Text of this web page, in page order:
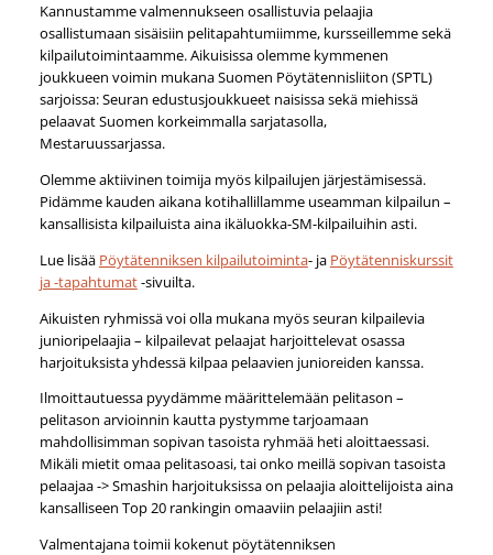
Kannustamme valmennukseen osallistuvia pelaajia
osallistumaan sisäisiin pelitapahtumiimme, kursseillemme sekä
kilpailutoimintaamme. Aikuisissa olemme kymmenen
joukkueen voimin mukana Suomen Pöytätennisliiton (SPTL)
sarjoissa: Seuran edustusjoukkueet naisissa sekä miehissä
pelaavat Suomen korkeimmalla sarjatasolla,
Mestaruussarjassa.
Olemme aktiivinen toimija myös kilpailujen järjestämisessä.
Pidämme kauden aikana kotihallillamme useamman kilpailun –
kansallisista kilpailuista aina ikäluokka-SM-kilpailuihin asti.
Lue lisää Pöytätenniksen kilpailutoiminta- ja Pöytätenniskurssit
ja -tapahtumat-sivuilta.
Aikuisten ryhmissä voi olla mukana myös seuran kilpailevia
junioripelaajia – kilpailevat pelaajat harjoittelevat osassa
harjoituksista yhdessä kilpaa pelaavien junioreiden kanssa.
Ilmoittautuessa pyydämme määrittelemään pelitason –
pelitason arvioinnin kautta pystymme tarjoamaan
mahdollisimman sopivan tasoista ryhmää heti aloittaessasi.
Mikäli mietit omaa pelitasoasi, tai onko meillä sopivan tasoista
pelaajaa -> Smashin harjoituksissa on pelaajia aloittelijoista aina
kansalliseen Top 20 rankingin omaaviin pelaajiin asti!
Valmentajana toimii kokenut pöytätenniksen